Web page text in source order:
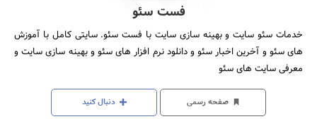
فست سئو
خدمات سئو سایت و بهینه سازی سایت با فست سئو. سایتی کامل با آموزش
های سئو و آخرین اخبار سئو و دانلود نرم افزار های سئو و بهینه سازی سایت و
معرفی سایت های سئو
صفحه رسمی دنبال کنید